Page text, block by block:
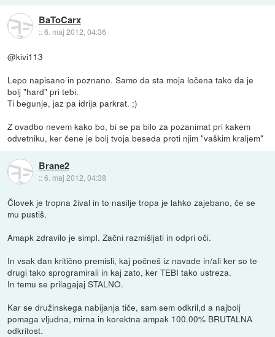
BaToCarx
::6. maj 2012, 04:36
@kivi113
Lepo napisano in poznano. Samo da sta moja ločena tako da je
bolj "hard" pri tebi.
Ti begunje, jaz pa idrija parkrat. ;)
Z ovadbo nevem kako bo, bi se pa bilo za pozanimat pri kakem
odvetniku, ker čene je bolj tvoja beseda proti njim "vaškim kraljem"
Brane2
::6. maj 2012, 04:38
Človek je tropna žival in to nasilje tropa je lahko zajebano, če se
mu pustiš.
Amapk zdravilo je simpl. Začni razmišljati in odpri oči.
In vsak dan kritično premisli, kaj počneš iz navade in/ali ker so te
drugi tako sprogramirali in kaj zato, ker TEBI tako ustreza.
In temu se prilagajaj STALNO.
Kar se družinskega nabijanja tiče, sam sem odkril,d a najbolj
pomaga vljudna, mirna in korektna ampak 100.00% BRUTALNA
odkritost.